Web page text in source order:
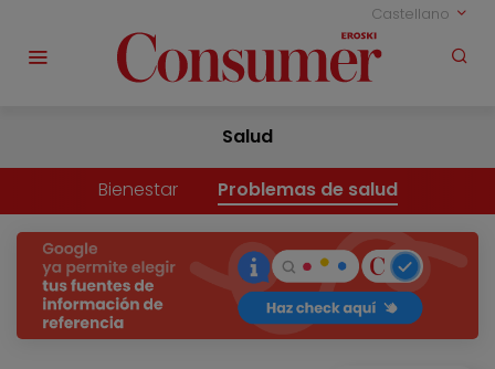
Castellano
Salud
Bienestar Problemas de salud